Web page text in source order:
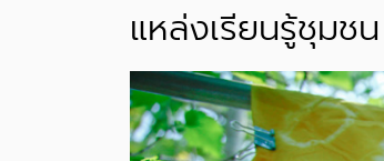
แหล่งเรียนรู้ชุมช